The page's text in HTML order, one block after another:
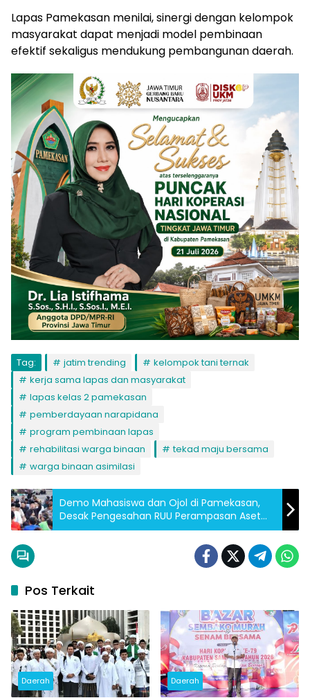
Lapas Pamekasan menilai, sinergi dengan kelompok
masyarakat dapat menjadi model pembinaan
efektif sekaligus mendukung pembangunan daerah.
Tag: jatim trending
kelompok tani ternak
kerja sama lapas dan masyarakat
lapas kelas 2 pamekasan
pemberdayaan narapidana
program pembinaan lapas
rehabilitasi warga binaan
tekad maju bersama
warga binaan asimilasi
Demo Mahasiswa dan Ojol di Pamekasan,
Desak Pengesahan RUU Perampasan Aset
dan Tolak Tunjangan DPR
Pos Terkait
Daerah Daerah